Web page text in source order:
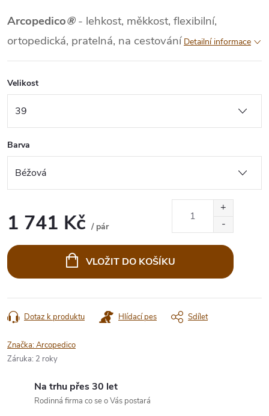
Arcopedico®- lehkost, měkkost, flexibilní,
ortopedická, pratelná, na cestování Detailní informace
Velikost
Barva
1 741 Kč / pár
cena:
VLOŽIT DO KOŠÍKU
Dotaz k produktu Hlídací pes Sdílet
Značka:Arcopedico
Záruka: 2 roky
Na trhu přes 30 let
Rodinná firma co se o Vás postará